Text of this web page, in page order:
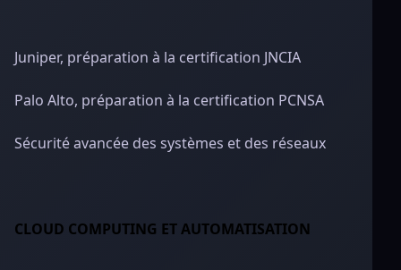
Juniper, préparation à la certification JNCIA
Palo Alto, préparation à la certification PCNSA
Sécurité avancée des systèmes et des réseaux
CLOUD COMPUTING ET AUTOMATISATION